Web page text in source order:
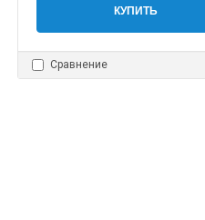
КУПИТЬ
Сравнение